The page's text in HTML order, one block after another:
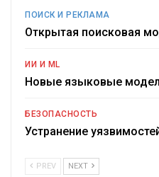
ПОИСК И РЕКЛАМА
Открытая поисковая
ИИ И ML
Новые языковые
БЕЗОПАСНОСТЬ
Устранение
PREV NEXT